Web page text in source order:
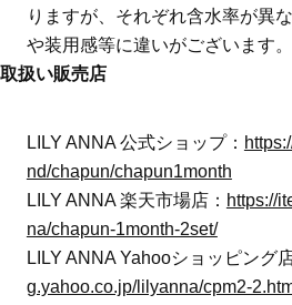
りますが、それぞれ含水率が異
や装用感等に違いがございます。
取扱い販売店
LILY ANNA 公式ショップ：
nd/chapun/chapun1month
LILY ANNA 楽天市場店： https://
na/chapun-1month-2set/
LILY ANNA Yahooショッピング店
g.yahoo.co.jp/lilyanna/cpm2-